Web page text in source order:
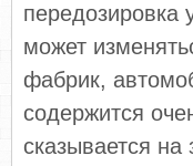
передозировка
может
фабрик,
содержится
сказывается